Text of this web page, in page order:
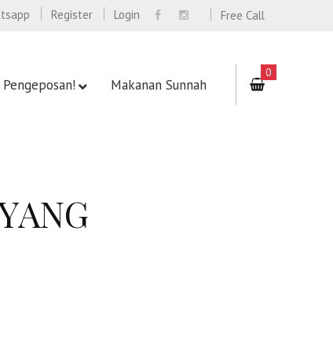
Free Call
Register Login
Makanan Sunnah
0